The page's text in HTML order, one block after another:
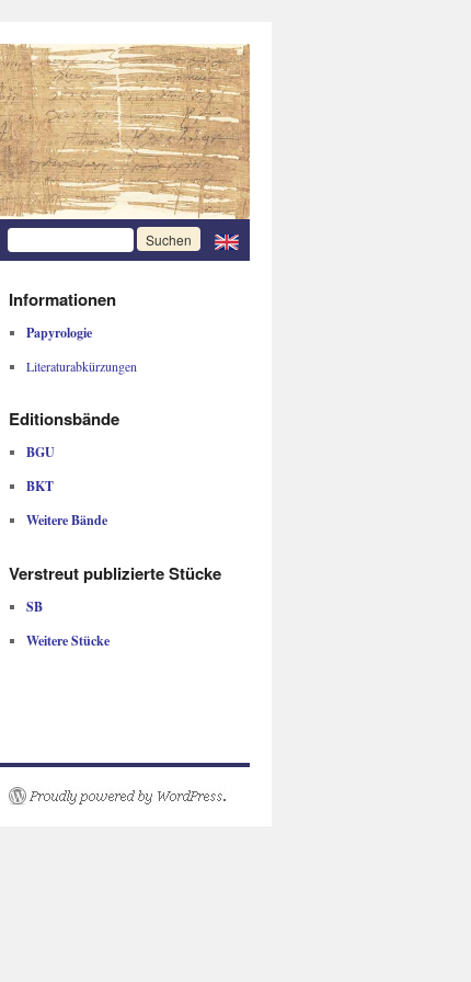
Informationen
Papyrologie
Literaturabkürzungen
Editionsbände
BGU
BKT
Weitere Bände
Verstreut publizierte Stücke
SB
Weitere Stücke